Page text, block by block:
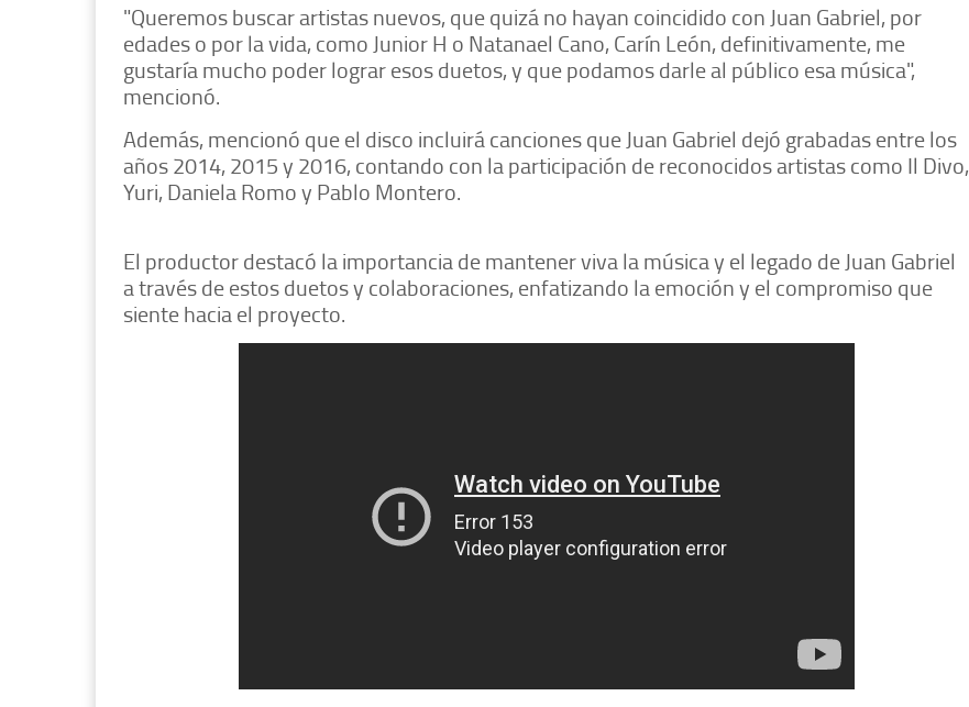
"Queremos buscar artistas nuevos, que quizá no hayan coincidido con Juan Gabriel, por
edades o por la vida, como Junior H o Natanael Cano, Carín León, definitivamente, me
gustaría mucho poder lograr esos duetos, y que podamos darle al público esa música",
mencionó.
Además, mencionó que el disco incluirá canciones que Juan Gabriel dejó grabadas entre los
años 2014, 2015 y 2016, contando con la participación de reconocidos artistas como Il Divo,
Yuri, Daniela Romo y Pablo Montero.
El productor destacó la importancia de mantener viva la música y el legado de Juan Gabriel
a través de estos duetos y colaboraciones, enfatizando la emoción y el compromiso que
siente hacia el proyecto.